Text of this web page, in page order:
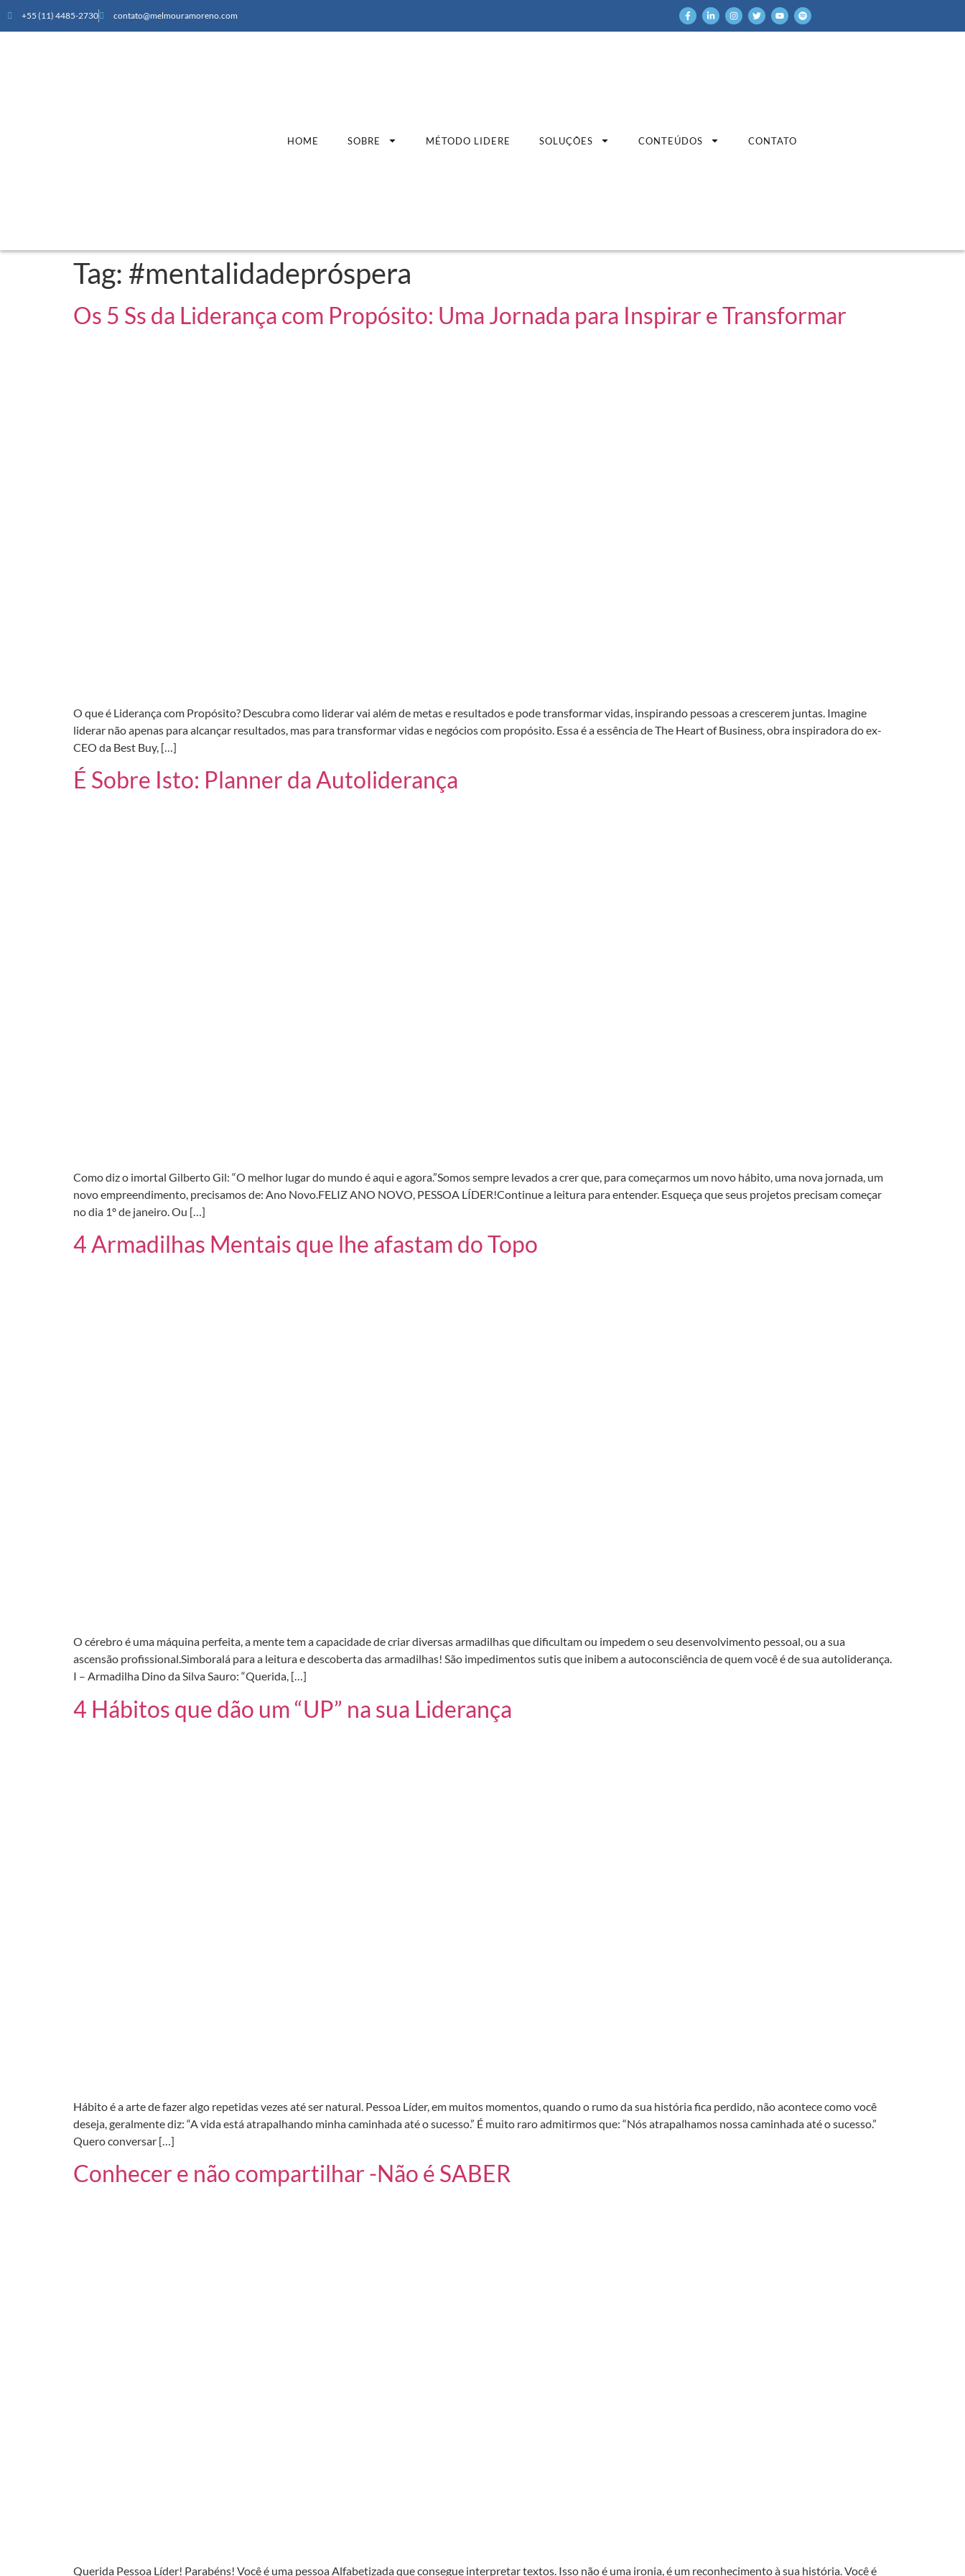
+55 (11) 4485-2730 contato@melmouramoreno.com
HOME SOBRE MÉTODO LIDERE SOLUÇÕES CONTEÚDOS CONTATO
Tag: #mentalidadepróspera
Os 5 Ss da Liderança com Propósito: Uma Jornada para Inspirar e Transformar
O que é Liderança com Propósito? Descubra como liderar vai além de metas e resultados e pode transformar vidas, inspirando pessoas a crescerem juntas. Imagine
liderar não apenas para alcançar resultados, mas para transformar vidas e negócios com propósito. Essa é a essência de The Heart of Business, obra inspiradora do ex-
CEO da Best Buy, […]
É Sobre Isto: Planner da Autoliderança
Como diz o imortal Gilberto Gil: “O melhor lugar do mundo é aqui e agora.”Somos sempre levados a crer que, para começarmos um novo hábito, uma nova jornada, um
novo empreendimento, precisamos de: Ano Novo.FELIZ ANO NOVO, PESSOA LÍDER!Continue a leitura para entender. Esqueça que seus projetos precisam começar
no dia 1º de janeiro. Ou […]
4 Armadilhas Mentais que lhe afastam do Topo
O cérebro é uma máquina perfeita, a mente tem a capacidade de criar diversas armadilhas que dificultam ou impedem o seu desenvolvimento pessoal, ou a sua
ascensão profissional.Simboralá para a leitura e descoberta das armadilhas! São impedimentos sutis que inibem a autoconsciência de quem você é de sua autoliderança.
I – Armadilha Dino da Silva Sauro: “Querida, […]
4 Hábitos que dão um “UP” na sua Liderança
Hábito é a arte de fazer algo repetidas vezes até ser natural. Pessoa Líder, em muitos momentos, quando o rumo da sua história fica perdido, não acontece como você
deseja, geralmente diz: “A vida está atrapalhando minha caminhada até o sucesso.” É muito raro admitirmos que: “Nós atrapalhamos nossa caminhada até o sucesso.”
Quero conversar […]
Conhecer e não compartilhar -Não é SABER
Querida Pessoa Líder! Parabéns! Você é uma pessoa Alfabetizada que consegue interpretar textos. Isso não é uma ironia, é um reconhecimento à sua história. Você é